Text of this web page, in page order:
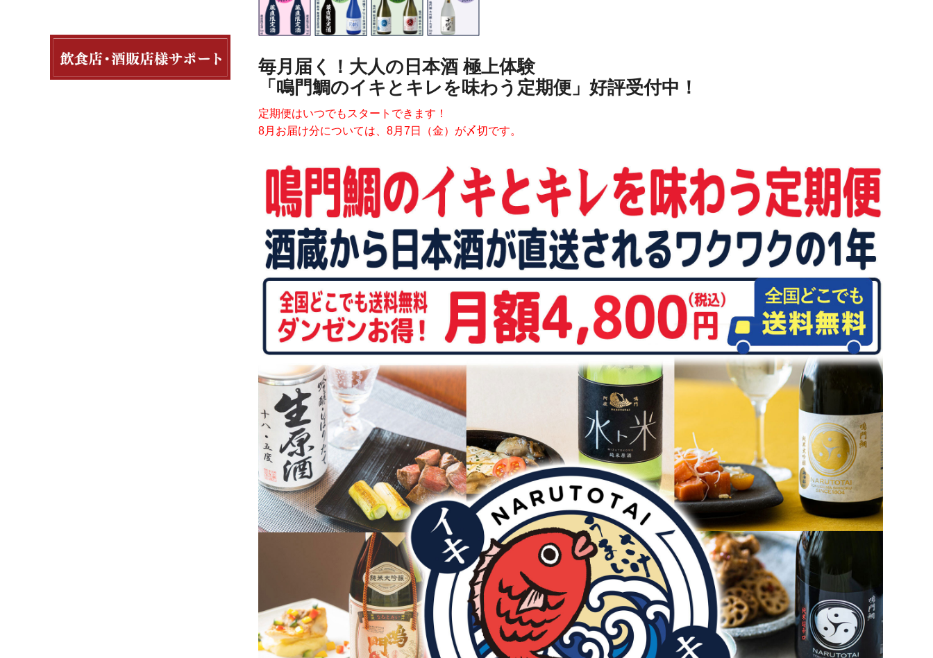
毎月届く！大人の日本酒 極上体験
「鳴門鯛のイキとキレを味わう定期便」好評受付中！
定期便はいつでもスタートできます！
8月お届け分については、8月7日（金）が〆切です。